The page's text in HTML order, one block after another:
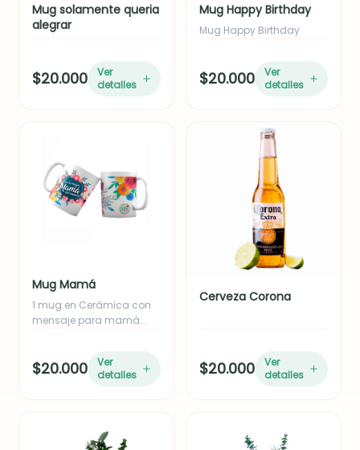
Mug solamente queria
alegrar
$20.000
Ver
detalles
Mug Happy Birthday
Mug Happy Birthday
$20.000
Ver
detalles
Mug Mamá
1 mug en Cerámica con
mensaje para mamá
$20.000
Ver
detalles
Cerveza Corona
$20.000
Ver
detalles